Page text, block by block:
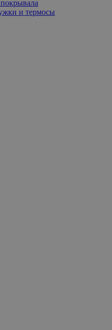
и термосы